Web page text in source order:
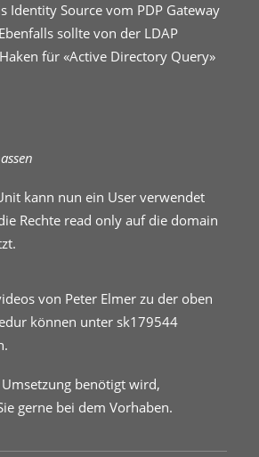
Identity Source vom PDP Gateway
sollte von der LDAP
für «Active Directory Query»
kann nun ein User verwendet
Rechte read only auf die domain
von Peter Elmer zu der oben
können unter sk179544
benötigt wird,
gerne bei dem Vorhaben.